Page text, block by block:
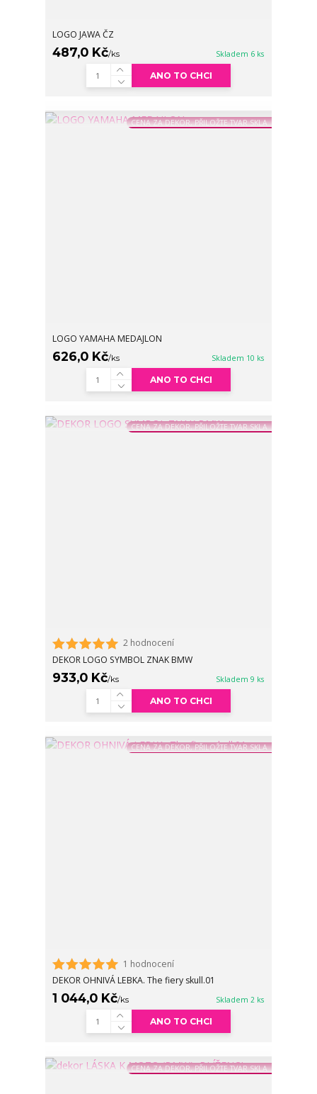
LOGO JAWA ČZ
487,0 Kč/ks Skladem 6 ks
ANO TO CHCI
CENA ZA DEKOR, PŘILOŽTE TVAR SKLA
LOGO YAMAHA MEDAJLON
626,0 Kč/ks Skladem 10 ks
ANO TO CHCI
CENA ZA DEKOR, PŘILOŽTE TVAR SKLA
2 hodnocení
DEKOR LOGO SYMBOL ZNAK BMW
933,0 Kč/ks Skladem 9 ks
ANO TO CHCI
CENA ZA DEKOR, PŘILOŽTE TVAR SKLA
1 hodnocení
DEKOR OHNIVÁ LEBKA. The fiery skull.01
1 044,0 Kč/ks Skladem 2 ks
ANO TO CHCI
CENA ZA DEKOR, PŘILOŽTE TVAR SKLA